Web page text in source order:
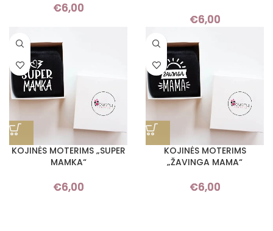
€6,00
€6,00
KOJINĖS MOTERIMS „SUPER
MAMKA“
€6,00
KOJINĖS MOTERIMS
„ŽAVINGA MAMA“
€6,00